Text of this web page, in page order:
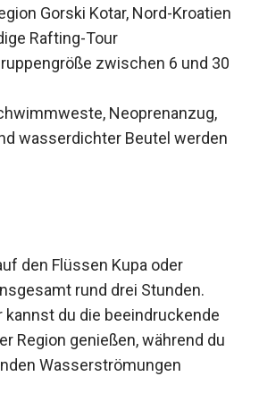
Gorski Kotar, Nord-Kroatien
Rafting-Tour
zwischen 6 und 30
Neoprenanzug,
wasserdichter Beutel werden
den Flüssen Kupa oder
rund drei Stunden.
kannst du die beeindruckende
Region genießen, während du
Wasserströmungen